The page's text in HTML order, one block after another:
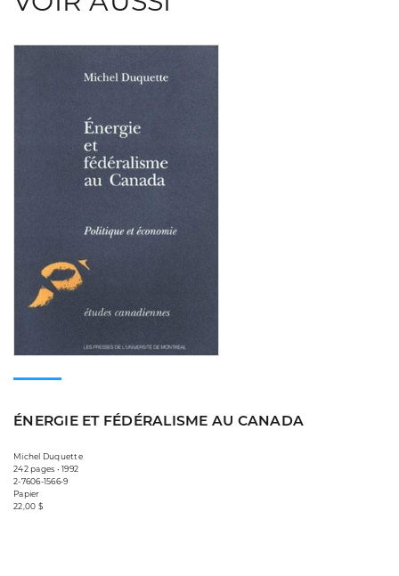
ÉNERGIE ET FÉDÉRALISME AU CANADA
Michel Duquette
242 pages • 1992
2-7606-1566-9
Papier
22,00 $